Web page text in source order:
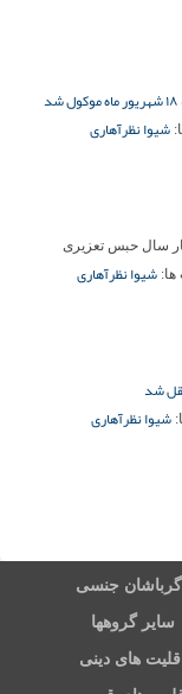
شیوا نظرآهاری
سال حبس تعزیری
شیوا نظرآهاری
شد
شیوا نظرآهاری
جنسی
سایر گروهها
اقلیت های دینی